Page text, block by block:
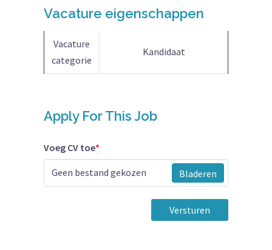
Vacature eigenschappen
Vacature
categorie
Kandidaat
Apply For This Job
Voeg CV toe*
Geen bestand gekozen Bladeren
Versturen